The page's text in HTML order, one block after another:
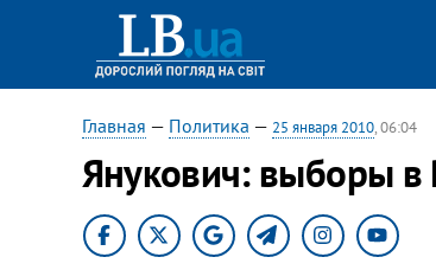
Главная — Политика — 25 января 2010, 06:04
Янукович: выборы в